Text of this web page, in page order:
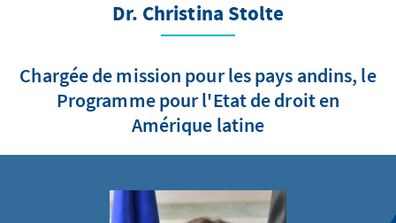
Dr. Christina Stolte
Chargée de mission pour les pays andins, le
Programme pour l'Etat de droit en
Amérique latine